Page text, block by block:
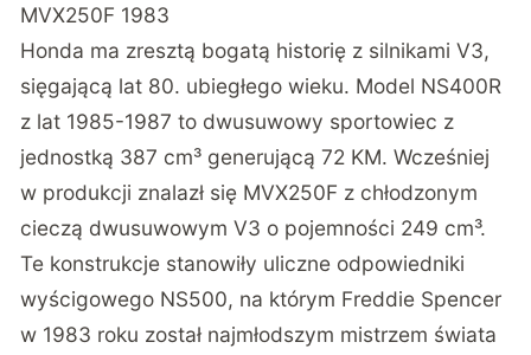
MVX250F 1983
Honda ma zresztą bogatą historię z silnikami V3,
sięgającą lat 80. ubiegłego wieku. Model NS400R
z lat 1985-1987 to dwusuwowy sportowiec z
jednostką 387 cm³ generującą 72 KM. Wcześniej
w produkcji znalazł się MVX250F z chłodzonym
cieczą dwusuwowym V3 o pojemności 249 cm³.
Te konstrukcje stanowiły uliczne odpowiedniki
wyścigowego NS500, na którym Freddie Spencer
w 1983 roku został najmłodszym mistrzem świata